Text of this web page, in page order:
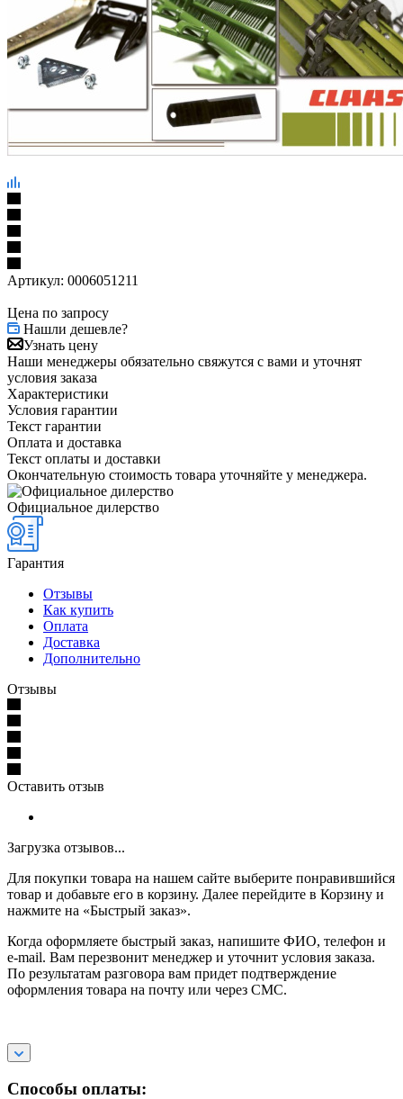
Артикул: 0006051211
Цена по запросу
Нашли дешевле?
Узнать цену
Наши менеджеры обязательно свяжутся с вами и уточнят
условия заказа
Характеристики
Условия гарантии
Текст гарантии
Оплата и доставка
Текст оплаты и доставки
Окончательную стоимость товара уточняйте у менеджера.
Официальное дилерство
Гарантия
Отзывы
Как купить
Оплата
Доставка
Дополнительно
Отзывы
Оставить отзыв
Загрузка отзывов...
Для покупки товара на нашем сайте выберите понравившийся
товар и добавьте его в корзину. Далее перейдите в Корзину и
нажмите на «Быстрый заказ».
Когда оформляете быстрый заказ, напишите ФИО, телефон и
e-mail. Вам перезвонит менеджер и уточнит условия заказа.
По результатам разговора вам придет подтверждение
оформления товара на почту или через СМС.
Способы оплаты: